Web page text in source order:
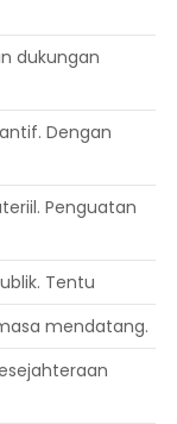
dukungan
Dengan
Penguatan
Tentu
mendatang.